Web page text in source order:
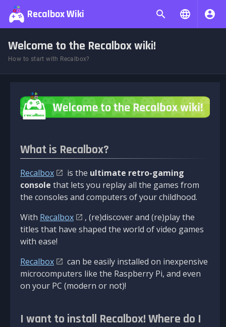
Recalbox Wiki
Welcome to the Recalbox wiki!
How to start with Recalbox?
What is Recalbox?
Recalbox is the ultimate retro-gaming
console that lets you replay all the games from
the consoles and computers of your childhood.
With Recalbox
, (re)discover and (re)play the
titles that have shaped the world of video games
with ease!
Recalbox
can be easily installed on inexpensive
microcomputers like the Raspberry Pi, and even
on your PC (modern or not)!
I want to install Recalbox! Where do I